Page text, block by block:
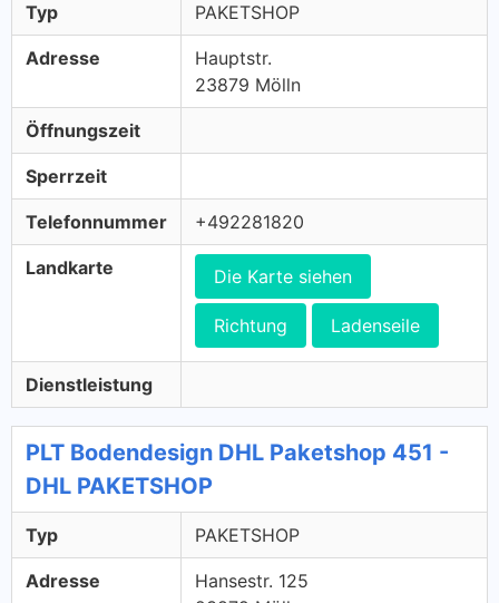
Typ PAKETSHOP
Adresse
Hauptstr.
23879 Mölln
Öffnungszeit
Sperrzeit
Telefonnummer +492281820
Landkarte Die Karte siehen
Richtung Ladenseile
Dienstleistung
PLT Bodendesign DHL Paketshop 451 -
DHL PAKETSHOP
Typ PAKETSHOP
Adresse
Hansestr. 125